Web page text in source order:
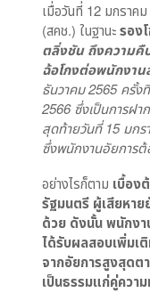
เมื่อวันที่ 12 มกราค
(สคช.) ในฐานะรอง
ตลิ่งชัน ถึงความคื
ฉ้อโกงต่อพนักงา
ธันวาคม2565ครั้ง
2566ซึ่งเป็นการฝา
สุดท้ายวันที่15มกร
ซึ่งพนักงานอัยการ
อย่างไรก็ตาม เบื้อง
รัฐมนตรี ผู้เสียหา
ด้วย ดังนั้น พนักงา
ได้รับผลสอบเพิ่มเ
จากอัยการสูงสุดต
เป็นธรรมแก่คู่ควา